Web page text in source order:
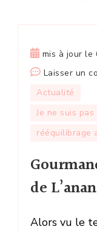
mis à jour le
Laisser un
Actualité
Je ne suis
rééquilibrage
de
Alors vu le